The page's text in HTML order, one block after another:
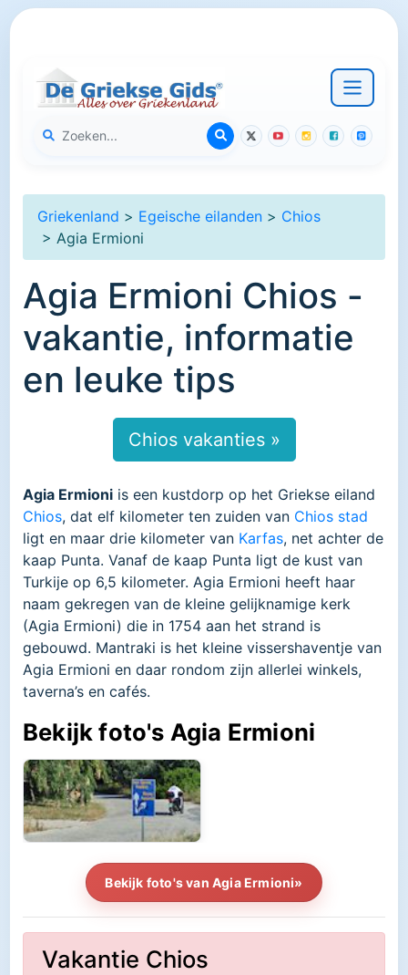
Griekenland > Egeische eilanden > Chios
> Agia Ermioni
Agia Ermioni Chios -
vakantie, informatie
en leuke tips
Chios vakanties »
Agia Ermioni is een kustdorp op het Griekse eiland
Chios, dat elf kilometer ten zuiden van Chios stad
ligt en maar drie kilometer van Karfas, net achter de
kaap Punta. Vanaf de kaap Punta ligt de kust van
Turkije op 6,5 kilometer. Agia Ermioni heeft haar
naam gekregen van de kleine gelijknamige kerk
(Agia Ermioni) die in 1754 aan het strand is
gebouwd. Mantraki is het kleine vissershaventje van
Agia Ermioni en daar rondom zijn allerlei winkels,
taverna’s en cafés.
Bekijk foto's Agia Ermioni
Bekijk foto's van Agia Ermioni»
Vakantie Chios